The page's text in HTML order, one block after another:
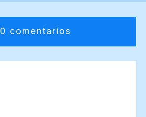
0 comentarios